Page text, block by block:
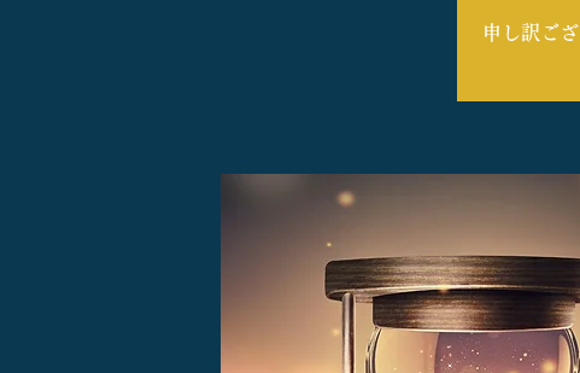
申し訳ご